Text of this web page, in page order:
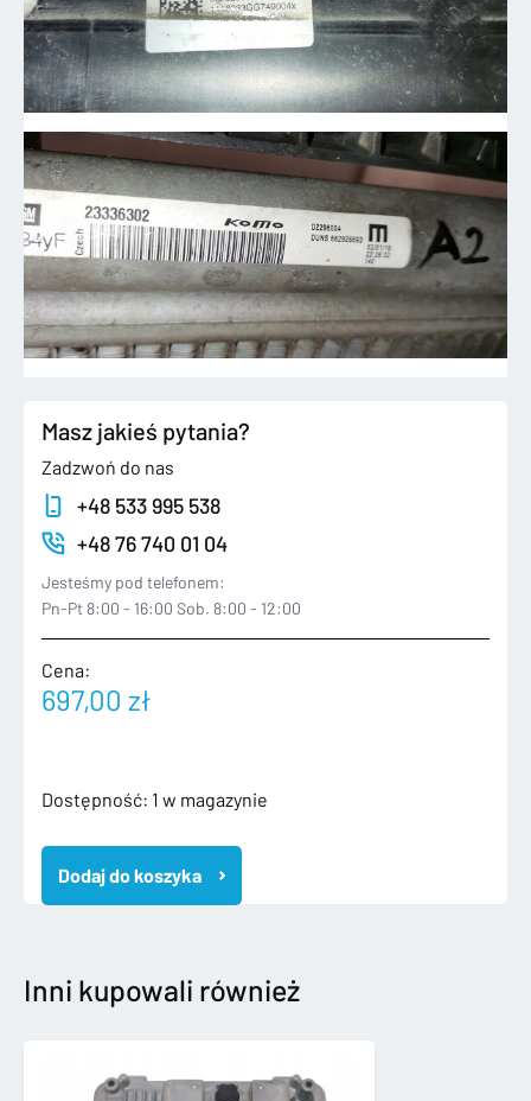
Masz jakieś pytania?
Zadzwoń do nas
+48 533 995 538
+48 76 740 01 04
Jesteśmy pod telefonem:
Pn-Pt 8:00 - 16:00 Sob. 8:00 - 12:00
Cena:
697,00 zł
Dostępność: 1 w magazynie
ilość
INSIGNIA
CHŁODNICA
PRZEDNI
Dodaj do koszyka
Inni kupowali również